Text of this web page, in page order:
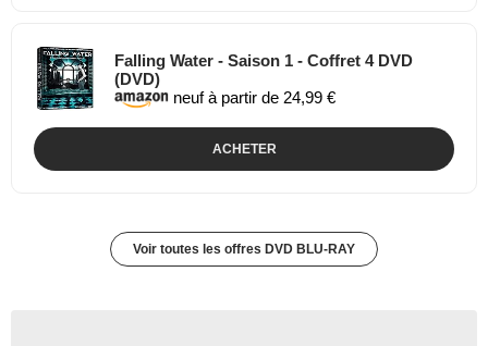
Falling Water - Saison 1 - Coffret 4 DVD
(DVD)
neuf à partir de 24,99 €
ACHETER
Voir toutes les offres DVD BLU-RAY